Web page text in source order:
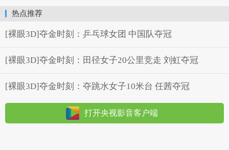
热点推荐
[裸眼3D]夺金时刻：乒乓球女团 中国队夺冠
[裸眼3D]夺金时刻：田径女子20公里竞走 刘虹夺冠
[裸眼3D]夺金时刻：夺跳水女子10米台 任茜夺冠
打开央视影音客户端